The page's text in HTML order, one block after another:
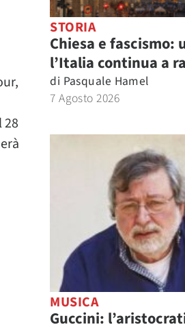
28
STORIA
Chiesa e fascismo:
l’Italia continua a
di Pasquale Hamel
7 Agosto 2026
MUSICA
Guccini: